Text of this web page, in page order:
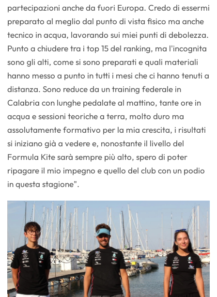
partecipazioni anche da fuori Europa. Credo di essermi
preparato al meglio dal punto di vista fisico ma anche
tecnico in acqua, lavorando sui miei punti di debolezza.
Punto a chiudere tra i top 15 del ranking, ma l'incognita
sono gli alti, come si sono preparati e quali materiali
hanno messo a punto in tutti i mesi che ci hanno tenuti a
distanza. Sono reduce da un training federale in
Calabria con lunghe pedalate al mattino, tante ore in
acqua e sessioni teoriche a terra, molto duro ma
assolutamente formativo per la mia crescita, i risultati
si iniziano già a vedere e, nonostante il livello del
Formula Kite sarà sempre più alto, spero di poter
ripagare il mio impegno e quello del club con un podio
in questa stagione".